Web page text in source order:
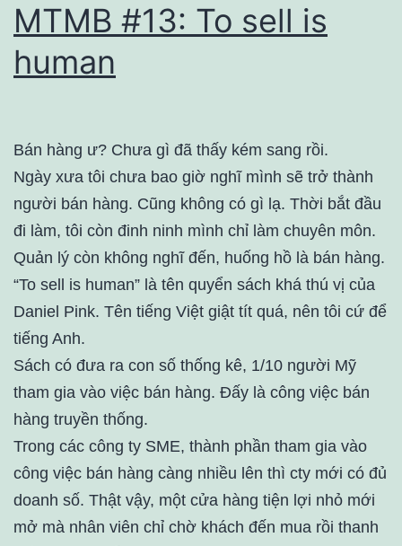
MTMB #13: To sell is
human
Bán hàng ư? Chưa gì đã thấy kém sang rồi.
Ngày xưa tôi chưa bao giờ nghĩ mình sẽ trở thành
người bán hàng. Cũng không có gì lạ. Thời bắt đầu
đi làm, tôi còn đinh ninh mình chỉ làm chuyên môn.
Quản lý còn không nghĩ đến, huống hồ là bán hàng.
“To sell is human” là tên quyển sách khá thú vị của
Daniel Pink. Tên tiếng Việt giật tít quá, nên tôi cứ để
tiếng Anh.
Sách có đưa ra con số thống kê, 1/10 người Mỹ
tham gia vào việc bán hàng. Đấy là công việc bán
hàng truyền thống.
Trong các công ty SME, thành phần tham gia vào
công việc bán hàng càng nhiều lên thì cty mới có đủ
doanh số. Thật vậy, một cửa hàng tiện lợi nhỏ mới
mở mà nhân viên chỉ chờ khách đến mua rồi thanh